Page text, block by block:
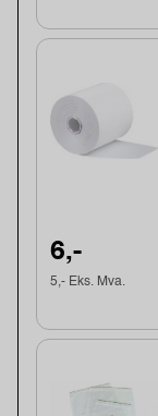
6,-
5,- Eks. Mva.